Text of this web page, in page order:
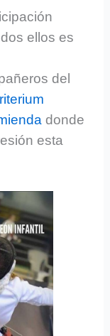
ellos es
del
donde
esta